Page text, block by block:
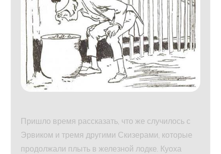
Пришло время рассказать, что же случилось с
Эрвиком и тремя другими Скизерами, которые
продолжали плыть в железной лодке. Куоха